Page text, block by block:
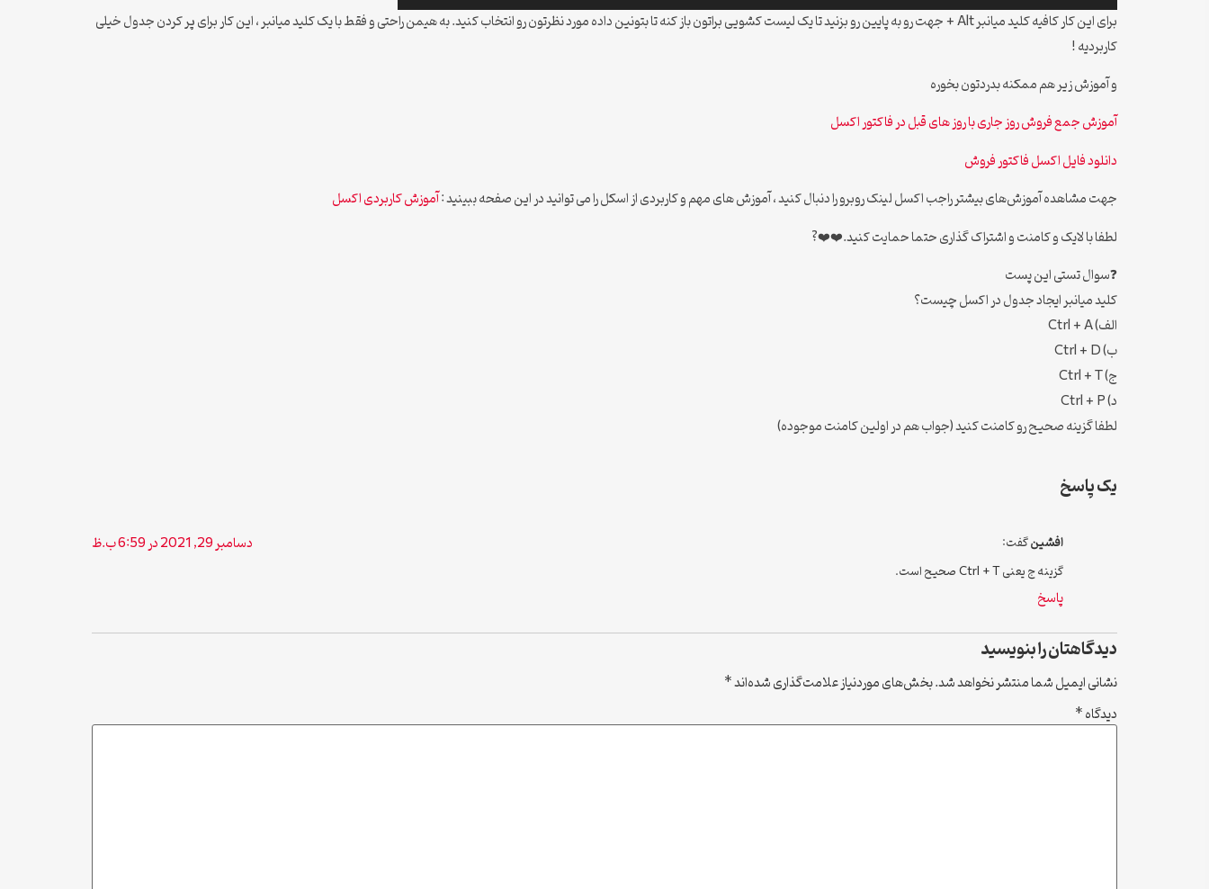
برای این کار کافیه کلید میانبر Alt + جهت رو به پایین رو بزنید تا یک لیست کشویی براتون باز کنه تا بتونین داده مورد نظرتون رو انتخاب کنید. به هیمن راحتی و فقط با یک کلید میانبر ، این کار برای پر کردن جدول خیلی
کاربردیه !
و آموزش زیر هم ممکنه بدردتون بخوره
آموزش جمع فروش روز جاری با روز های قبل در فاکتور اکسل
دانلود فایل اکسل فاکتور فروش
جهت مشاهده آموزش‌های بیشتر راجب اکسل لینک روبرو را دنبال کنید ، آموزش های مهم و کاربردی از اسکل را می توانید در این صفحه ببینید :آموزش کاربردی اکسل
لطفا با لایک و کامنت و اشتراک گذاری حتما حمایت کنید.❤️❤️?
❓سوال تستی این پست
کلید میانبر ایجاد جدول در اکسل چیست؟
الف) Ctrl + A
ب) Ctrl + D
ج) Ctrl + T
د) Ctrl + P
لطفا گزینه صحیح رو کامنت کنید (جواب هم در اولین کامنت موجوده)
یک پاسخ
افشینگفت: دسامبر 29, 2021 در 6:59 ب.ظ
گزینه ج یعنی Ctrl + T صحیح است.
پاسخ
دیدگاهتان را بنویسید
نشانی ایمیل شما منتشر نخواهد شد.بخش‌های موردنیاز علامت‌گذاری شده‌اند*
دیدگاه*